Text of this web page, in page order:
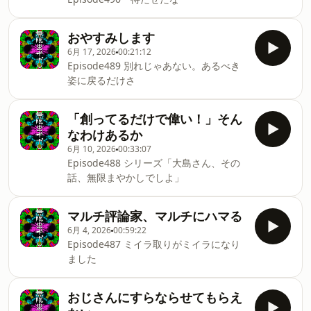
ったのか──。
おやすみします
6月 17, 202600:21:12
Episode489 別れじゃあない。あるべき
姿に戻るだけさ
「創ってるだけで偉い！」そん
なわけあるか
6月 10, 202600:33:07
Episode488 シリーズ「大島さん、その
話、無限まやかしでしよ」
マルチ評論家、マルチにハマる
6月 4, 202600:59:22
Episode487 ミイラ取りがミイラになり
ました
おじさんにすらならせてもらえ